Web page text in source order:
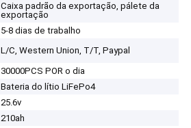
Caixa padrão da exportação, pálete da
exportação
5-8 dias de trabalho
L/C, Western Union, T/T, Paypal
30000PCS POR o dia
Bateria do lítio LiFePo4
25.6v
210ah